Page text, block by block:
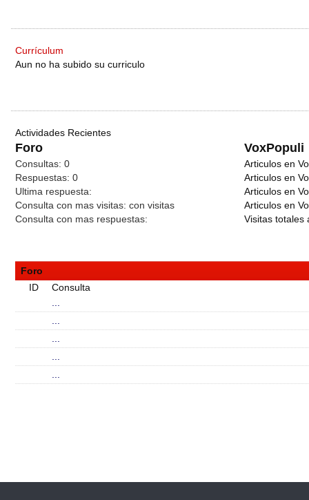
Currículum
Aun no ha subido su curriculo
Actividades Recientes
Foro VoxPopuli
Consultas: 0
Respuestas: 0
Ultima respuesta:
Consulta con mas visitas: con visitas
Consulta con mas respuestas:
Articulos en
Articulos en
Articulos en
Articulos en
Visitas totales
Foro
ID
Consulta